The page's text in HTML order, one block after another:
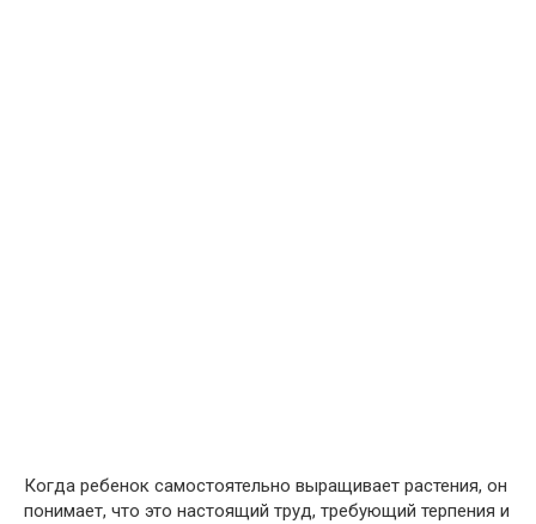
Когда ребенок самостоятельно выращивает растения, он
понимает, что это настоящий труд, требующий терпения и